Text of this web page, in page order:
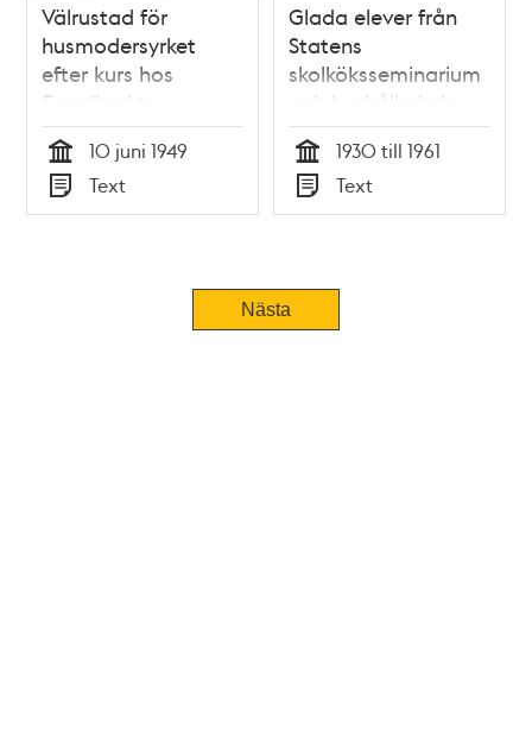
Välrustad för
husmodersyrket
efter kurs hos
Engelbrekts
barnavårds- och
husmodersskola
Tid
10 juni 1949
Typ
Text
Glada elever från
Statens
skolköksseminarium
och hushållsskola
Tid
1930 till 1961
Typ
Text
Nästa